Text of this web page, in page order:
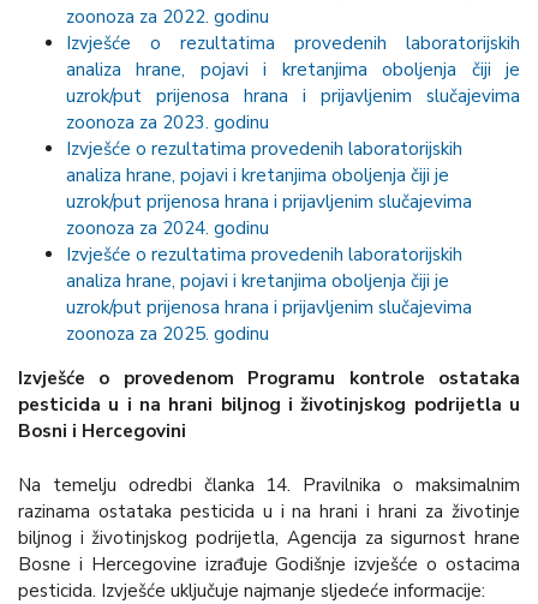
zoonoza za 2022. godinu
Izvješće o rezultatima provedenih laboratorijskih
analiza hrane, pojavi i kretanjima oboljenja čiji je
uzrok/put prijenosa hrana i prijavljenim slučajevima
zoonoza za 2023. godinu
Izvješće o rezultatima provedenih laboratorijskih
analiza hrane, pojavi i kretanjima oboljenja čiji je
uzrok/put prijenosa hrana i prijavljenim slučajevima
zoonoza za 2024. godinu
Izvješće o rezultatima provedenih laboratorijskih
analiza hrane, pojavi i kretanjima oboljenja čiji je
uzrok/put prijenosa hrana i prijavljenim slučajevima
zoonoza za 2025. godinu
Izvješće o provedenom Programu kontrole ostataka
pesticida u i na hrani biljnog i životinjskog podrijetla u
Bosni i Hercegovini
Na temelju odredbi članka 14. Pravilnika o maksimalnim
razinama ostataka pesticida u i na hrani i hrani za životinje
biljnog i životinjskog podrijetla, Agencija za sigurnost hrane
Bosne i Hercegovine izrađuje Godišnje izvješće o ostacima
pesticida. Izvješće uključuje najmanje sljedeće informacije: